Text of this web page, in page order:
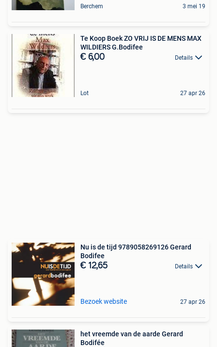
Berchem 3 mei 19
Te Koop Boek ZO VRIJ IS DE MENS MAX
WILDIERS G.Bodifee
€ 6,00 Details
Lot 27 apr 26
Nu is de tijd 9789058269126 Gerard
Bodifee
€ 12,65 Details
Bezoek website 27 apr 26
het vreemde van de aarde Gerard
Bodifée